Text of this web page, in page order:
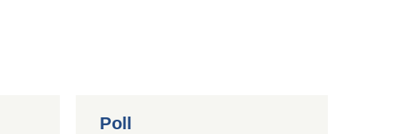
Poll